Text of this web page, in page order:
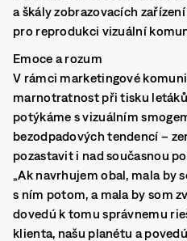
a škály zobrazovacích
pro reprodukci vizuální
Emoce a rozum
V rámci marketingové
marnotratnost při tisku
potýkáme s vizuálním
bezodpadových tendencí –
pozastavit i nad současnou
„Ak navrhujem obal, mala by
s ním potom, a mala by som
dovedú k tomu správnemu
klienta, našu planétu a